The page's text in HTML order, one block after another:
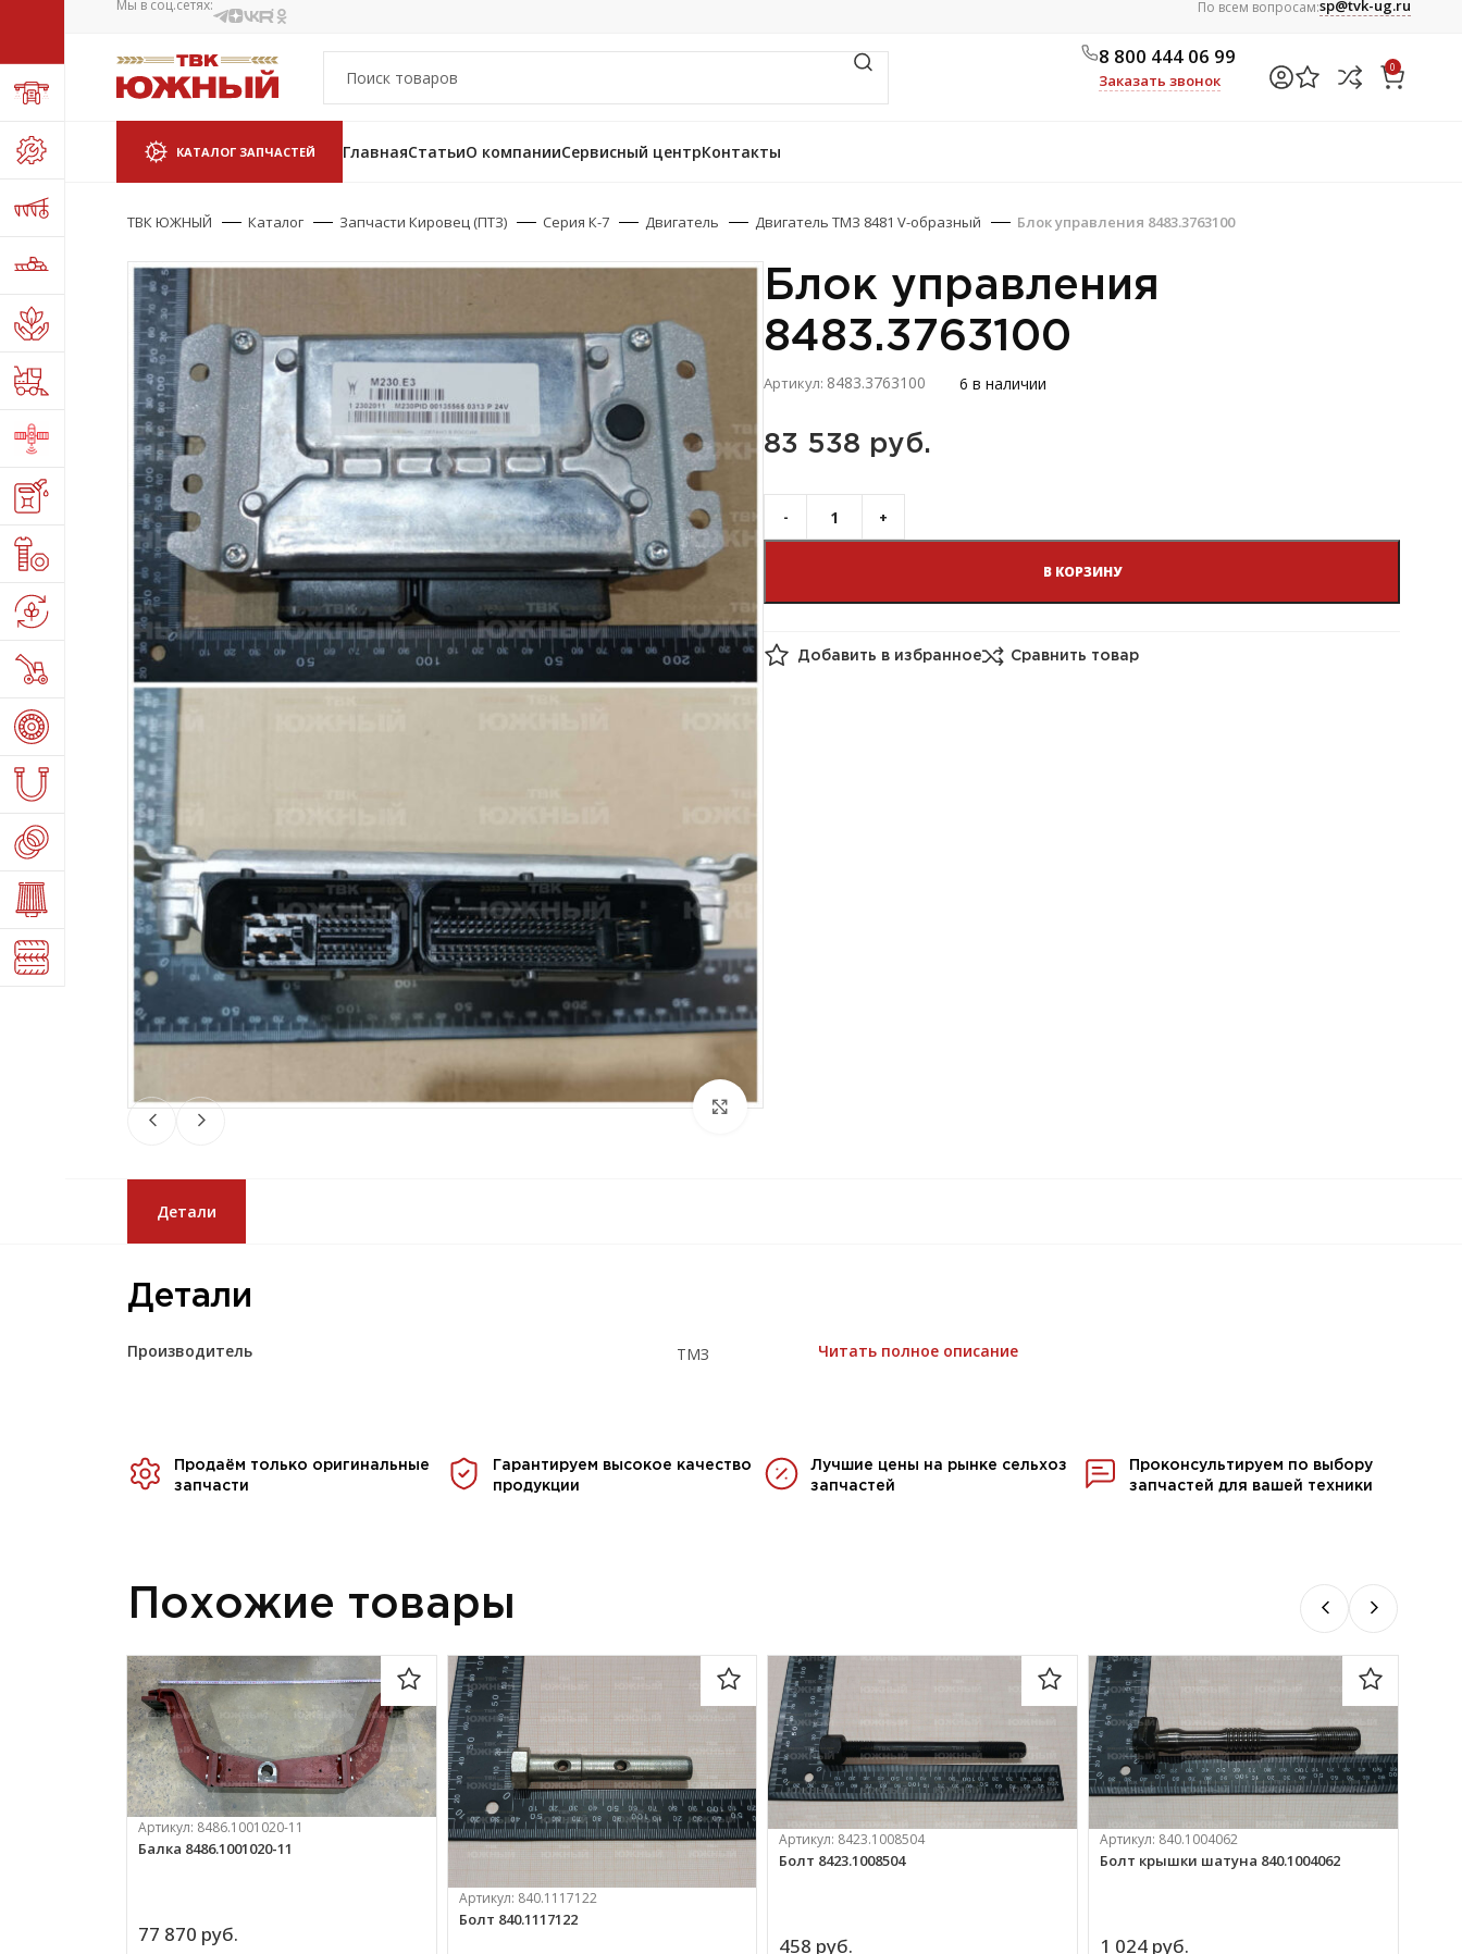
Мы в соц.сетях: По всем вопросам:sp@tvk-ug.ru
8 800 444 06 99
Заказать звонок
0
КАТАЛОГ ЗАПЧАСТЕЙ ГлавнаяСтатьиО компанииСервисный центрКонтакты
ТВК ЮЖНЫЙ Каталог Запчасти Кировец (ПТЗ) Серия К-7 Двигатель Двигатель ТМЗ 8481 V-образный Блок управления 8483.3763100
Блок управления
8483.3763100
Артикул: 8483.3763100 6 в наличии
83 538 руб.
В КОРЗИНУ
Добавить в избранное Сравнить товар
Детали
Детали
Производитель ТМЗ Читать полное описание
Продаём только оригинальные
запчасти
Гарантируем высокое качество
продукции
Лучшие цены на рынке сельхоз
запчастей
Проконсультируем по выбору
запчастей для вашей техники
Похожие товары
Артикул: 8486.1001020-11
Балка 8486.1001020-11
77 870 руб.
Артикул: 840.1117122
Болт 840.1117122
Артикул: 8423.1008504
Болт 8423.1008504
458 руб.
Артикул: 840.1004062
Болт крышки шатуна 840.1004062
1 024 руб.